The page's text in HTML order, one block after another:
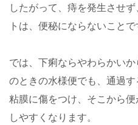
したがって、痔を発生させ
トは、便秘にならないことで
では、下痢ならやわらかい
のときの水様便でも、通過
粘膜に傷をつけ、そこから
しやすくなります。